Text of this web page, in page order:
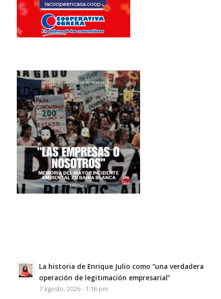
La historia de Enrique Julio como “una verdadera
operación de legitimación empresarial”
7 agosto, 2026 - 1:16 pm